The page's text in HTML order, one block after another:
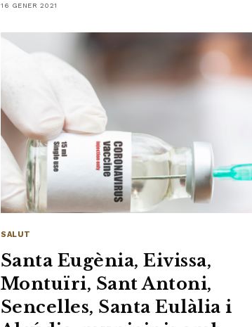
16 GENER 2021
SALUT
Santa Eugènia, Eivissa,
Montuïri, Sant Antoni,
Sencelles, Santa Eulàlia i